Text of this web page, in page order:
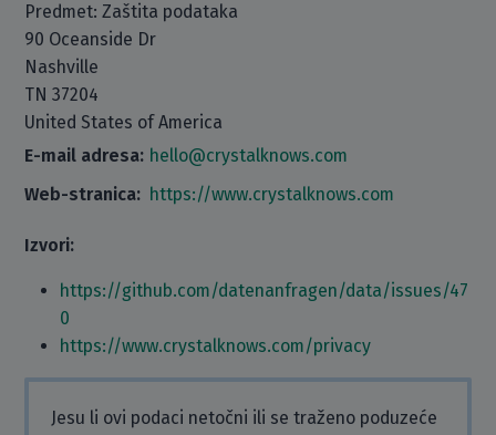
Predmet: Zaštita podataka
90 Oceanside Dr
Nashville
TN 37204
United States of America
E-mail adresa: hello@crystalknows.com
Web-stranica: https://www.crystalknows.com
Izvori:
https://github.com/datenanfragen/data/issues/47
0
https://www.crystalknows.com/privacy
Jesu li ovi podaci netočni ili se traženo poduzeće